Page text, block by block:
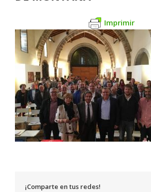
Imprimir
¡Comparte en tus redes!